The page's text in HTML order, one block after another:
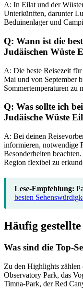
A: In Eilat und der
Unterkünften, darunter
Beduinenlager und
Q: Wann ist die
Judäischen Wüste
A: Die beste Reisezeit
Mai und von September
Sommertemperaturen zu
Q: Was sollte ich
Judäische Wüste
A: Bei deinen
informieren, notwendige
Besonderheiten
Region flexibel zu
Lese-Empfehlung:
besten
Häufig
Was sind die Top-
Zu den Highlights
Observatory Park, das
Timna-Park, der Red